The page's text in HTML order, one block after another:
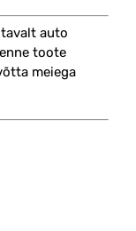
auto
toote
meiega